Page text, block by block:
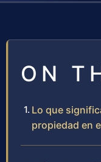
ON
Lo que
propiedad en